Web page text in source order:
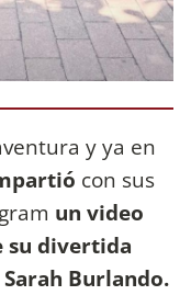
y ya en
con sus
un video
su divertida
Burlando.